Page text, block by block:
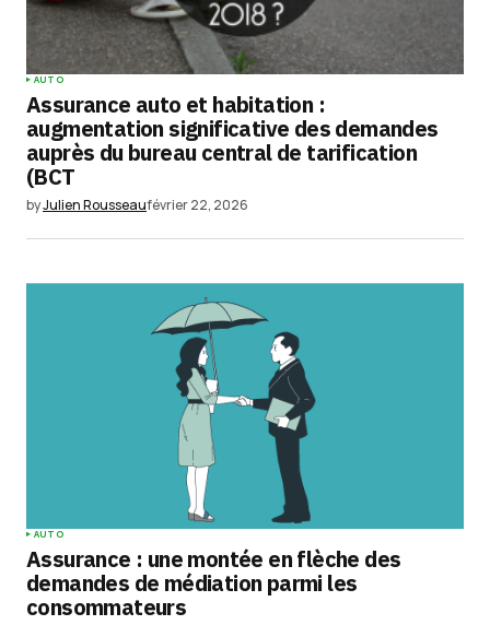
AUTO
Assurance auto et habitation :
augmentation significative des demandes
auprès du bureau central de tarification
(BCT
byJulien Rousseaufévrier 22, 2026
AUTO
Assurance : une montée en flèche des
demandes de médiation parmi les
consommateurs